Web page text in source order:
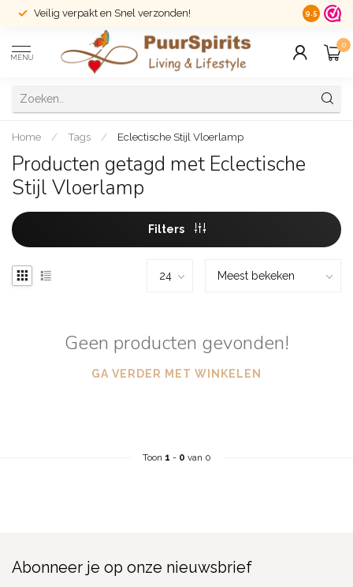
Veilig verpakt en Snel verzonden! 14 dagen
9.5
MENU
0
Home / Tags / Eclectische Stijl Vloerlamp
Producten getagd met Eclectische
Stijl Vloerlamp
Filters
Geen producten gevonden!
GA VERDER MET WINKELEN
Toon 1 - 0 van 0
Abonneer je op onze nieuwsbrief